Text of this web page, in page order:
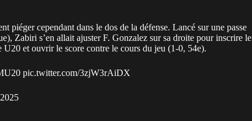
piéger cependant dans le dos de la défense. Lancé sur une passe
Zabiri s’en allait ajuster F. Gonzalez sur sa droite pour inscrire le
et ouvrir le score contre le cours du jeu (1-0, 54e).
pic.twitter.com/3zjW3rAiDX